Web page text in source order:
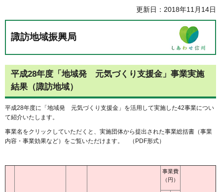
更新日：2018年11月14日
諏訪地域振興局
平成28年度「地域発 元気づくり支援金」事業実施
結果（諏訪地域）
平成28年度に「地域発 元気づくり支援金」を活用して実施した42事業につい
て紹介いたします。
事業名をクリックしていただくと、実施団体から提出された事業総括書（事業
内容・事業効果など）をご覧いただけます。 （PDF形式）
事業費
（円）